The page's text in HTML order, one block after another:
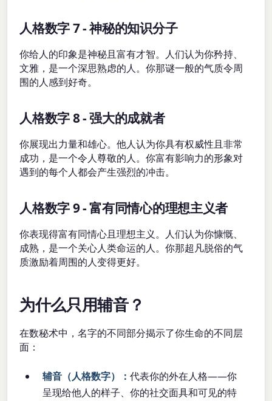
人格数字 7 - 神秘的知识分子
你给人的印象是神秘且富有才智。人们认为你矜持、
文雅，是一个深思熟虑的人。你那谜一般的气质令周
围的人感到好奇。
人格数字 8 - 强大的成就者
你展现出力量和雄心。他人认为你具有权威性且非常
成功，是一个令人尊敬的人。你富有影响力的形象对
遇到的每个人都会产生强烈的冲击。
人格数字 9 - 富有同情心的理想主义者
你表现得富有同情心且理想主义。人们认为你慷慨、
成熟，是一个关心人类命运的人。你那超凡脱俗的气
质激励着周围的人变得更好。
为什么只用辅音？
在数秘术中，名字的不同部分揭示了你生命的不同层
面：
辅音（人格数字）：代表你的外在人格——你
呈现给他人的样子、你的社交面具和可见的特